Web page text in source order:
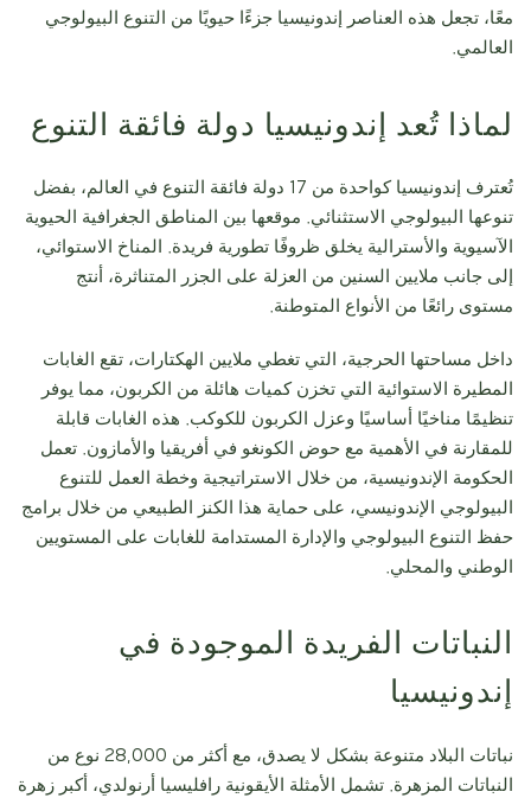
معًا، تجعل هذه العناصر إندونيسيا جزءًا حيويًا من التنوع البيولوجي
العالمي.
لماذا تُعد إندونيسيا دولة فائقة التنوع
تُعترف إندونيسيا كواحدة من 17 دولة فائقة التنوع في العالم، بفضل
تنوعها البيولوجي الاستثنائي. موقعها بين المناطق الجغرافية الحيوية
الآسيوية والأسترالية يخلق ظروفًا تطورية فريدة. المناخ الاستوائي،
إلى جانب ملايين السنين من العزلة على الجزر المتناثرة، أنتج
مستوى رائعًا من الأنواع المتوطنة.
داخل مساحتها الحرجية، التي تغطي ملايين الهكتارات، تقع الغابات
المطيرة الاستوائية التي تخزن كميات هائلة من الكربون، مما يوفر
تنظيمًا مناخيًا أساسيًا وعزل الكربون للكوكب. هذه الغابات قابلة
للمقارنة في الأهمية مع حوض الكونغو في أفريقيا والأمازون. تعمل
الحكومة الإندونيسية، من خلال الاستراتيجية وخطة العمل للتنوع
البيولوجي الإندونيسي، على حماية هذا الكنز الطبيعي من خلال برامج
حفظ التنوع البيولوجي والإدارة المستدامة للغابات على المستويين
الوطني والمحلي.
النباتات الفريدة الموجودة في
إندونيسيا
نباتات البلاد متنوعة بشكل لا يصدق، مع أكثر من 28,000 نوع من
النباتات المزهرة. تشمل الأمثلة الأيقونية رافليسيا أرنولدي، أكبر زهرة